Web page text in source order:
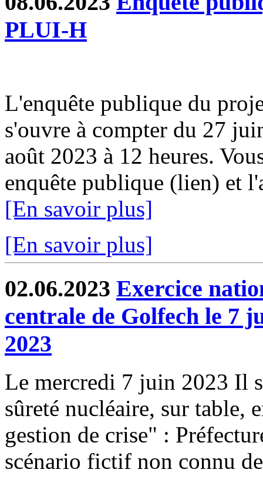
PLUI-H
L'enquête publique du
s'ouvre à compter du 27
août 2023 à 12 heures.
enquête publique (lien) et
[En savoir plus]
[En savoir plus]
02.06.2023 Exercice
centrale de Golfech le 7
2023
Le mercredi 7 juin 2023 Il
sûreté nucléaire, sur table,
gestion de crise" :
scénario fictif non connu